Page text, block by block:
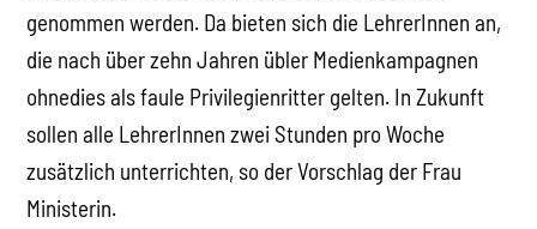
genommen werden. Da bieten sich die LehrerInnen an,
die nach über zehn Jahren übler Medienkampagnen
ohnedies als faule Privilegienritter gelten. In Zukunft
sollen alle LehrerInnen zwei Stunden pro Woche
zusätzlich unterrichten, so der Vorschlag der Frau
Ministerin.